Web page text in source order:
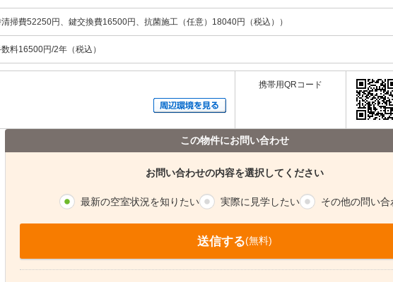
掃費52250円、鍵交換費16500円、抗菌施工（任意）18040円（税込））
料16500円/2年（税込）
携帯用QRコード
この物件にお問い合わせ
お問い合わせの内容を選択してください
最新の空室状況を知りたい 実際に 見学したい その他の問い合
送信する(無料)